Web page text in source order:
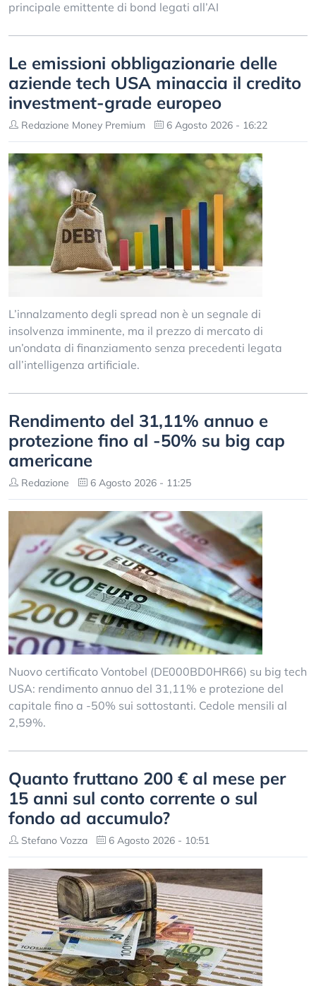
principale emittente di bond legati all’AI
Le emissioni obbligazionarie delle
aziende tech USA minaccia il credito
investment-grade europeo
Redazione Money Premium 6 Agosto 2026 - 16:22
L’innalzamento degli spread non è un segnale di
insolvenza imminente, ma il prezzo di mercato di
un’ondata di finanziamento senza precedenti legata
all’intelligenza artificiale.
Rendimento del 31,11% annuo e
protezione fino al -50% su big cap
americane
Redazione 6 Agosto 2026 - 11:25
Nuovo certificato Vontobel (DE000BD0HR66) su big tech
USA: rendimento annuo del 31,11% e protezione del
capitale fino a -50% sui sottostanti. Cedole mensili al
2,59%.
Quanto fruttano 200 € al mese per
15 anni sul conto corrente o sul
fondo ad accumulo?
Stefano Vozza 6 Agosto 2026 - 10:51